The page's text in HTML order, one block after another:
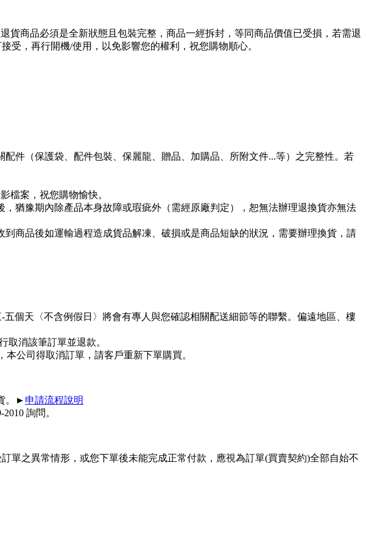
退貨商品必須是全新狀態且包裝完整，商品一經拆封，等同商品價值已受損，若需退
受，再行開機/使用，以免影響您的權利，祝您購物順心。
件（保護袋、配件包裝、保麗龍、贈品、加購品、所附文件...等）之完整性。若
檔案，祝您購物愉快。
猶豫期內除產品本身故障或瑕疵外（需經原廠判定），恕無法辦理退換貨亦無法
商品後如運輸過程造成貨品解凍、破損或是商品短缺的狀況，需要辦理換貨，請
個天〈不含例假日〉將會有專人與您確認相關配送細節等的聯繫。偏遠地區、樓
取消該筆訂單並退款。
公司得取消訂單，請客戶重新下單購買。
。► 申請流程說明
詢問。
單之異常情形，或您下單後未能完成正常付款，應視為訂單(買賣契約)全部自始不